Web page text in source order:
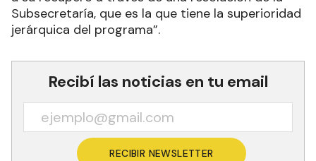
Subsecretaría, que es la que tiene la superioridad
jerárquica del programa”.
Recibí las noticias en tu email
RECIBIR NEWSLETTER